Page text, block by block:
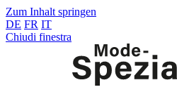
Zum Inhalt springen
DE FR IT
Chiudi finestra